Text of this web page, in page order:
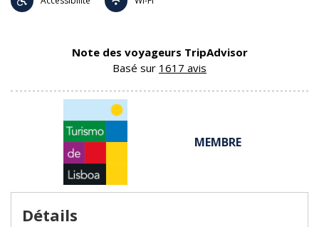
Note des voyageurs TripAdvisor
Basé sur 1617 avis
MEMBRE
Détails